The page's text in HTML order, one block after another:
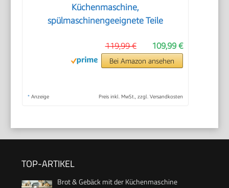
Küchenmaschine,
spülmaschinengeeignete Teile
109,99 €
119,99 €
Bei Amazon ansehen
* Anzeige Preis inkl. MwSt., zzgl. Versandkosten
TOP-ARTIKEL
Brot & Gebäck mit der Küchenmaschine